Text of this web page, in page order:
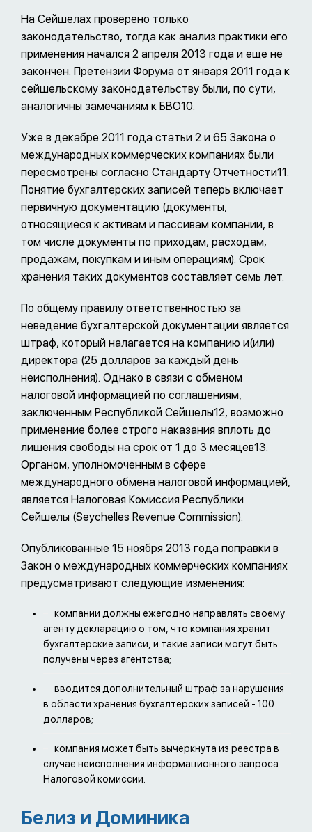
На Сейшелах проверено только
законодательство, тогда как анализ практики его
применения начался 2 апреля 2013 года и еще не
закончен. Претензии Форума от января 2011 года к
сейшельскому законодательству были, по сути,
аналогичны замечаниям к БВО10.
Уже в декабре 2011 года статьи 2 и 65 Закона о
международных коммерческих компаниях были
пересмотрены согласно Стандарту Отчетности11.
Понятие бухгалтерских записей теперь включает
первичную документацию (документы,
относящиеся к активам и пассивам компании, в
том числе документы по приходам, расходам,
продажам, покупкам и иным операциям). Срок
хранения таких документов составляет семь лет.
По общему правилу ответственностью за
неведение бухгалтерской документации является
штраф, который налагается на компанию и(или)
директора (25 долларов за каждый день
неисполнения). Однако в связи с обменом
налоговой информацией по соглашениям,
заключенным Республикой Сейшелы12, возможно
применение более строго наказания вплоть до
лишения свободы на срок от 1 до 3 месяцев13.
Органом, уполномоченным в сфере
международного обмена налоговой информацией,
является Налоговая Комиссия Республики
Сейшелы (Seychelles Revenue Commission).
Опубликованные 15 ноября 2013 года поправки в
Закон о международных коммерческих компаниях
предусматривают следующие изменения:
компании должны ежегодно направлять своему
агенту декларацию о том, что компания хранит
бухгалтерские записи, и такие записи могут быть
получены через агентства;
вводится дополнительный штраф за нарушения
в области хранения бухгалтерских записей - 100
долларов;
компания может быть вычеркнута из реестра в
случае неисполнения информационного запроса
Налоговой комиссии.
Белиз и Доминика